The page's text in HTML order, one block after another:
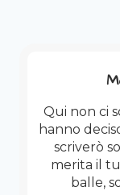
Qui non ci
hanno
scriverò
merita il
balle,